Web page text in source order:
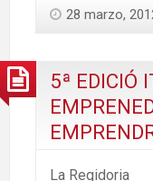
28 marzo,
5ª EDICIÓ
La Regidoria